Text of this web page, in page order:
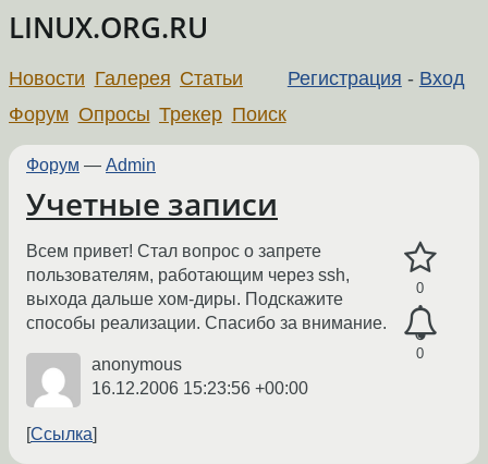
LINUX.ORG.RU
Регистрация - Вход
Новости Галерея Статьи
Форум Опросы Трекер Поиск
Форум — Admin
Учетные записи
0
0
Всем привет! Стал вопрос о запрете
пользователям, работающим через ssh,
выхода дальше хом-диры. Подскажите
способы реализации. Спасибо за внимание.
anonymous
16.12.2006 15:23:56 +00:00
Ссылка